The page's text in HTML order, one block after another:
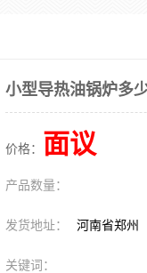
小型导热油锅炉多
价格： 面议
产品数量：
发货地址： 河南省郑州
关键词：